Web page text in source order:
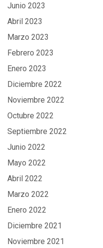
Junio 2023
Abril 2023
Marzo 2023
Febrero 2023
Enero 2023
Diciembre 2022
Noviembre 2022
Octubre 2022
Septiembre 2022
Junio 2022
Mayo 2022
Abril 2022
Marzo 2022
Enero 2022
Diciembre 2021
Noviembre 2021